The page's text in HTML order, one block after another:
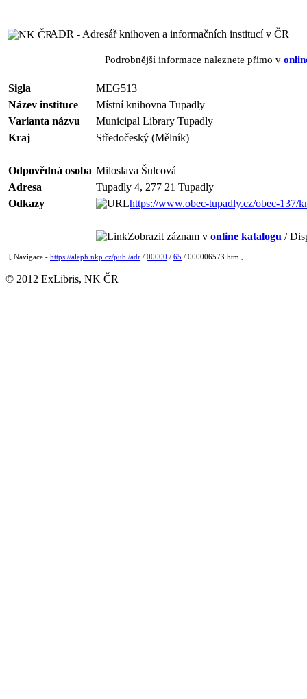
ADR - Adresář knihoven a informačních institucí v ČR
Podrobnější informace naleznete přímo v
Sigla
MEG513
Název instituce
Místní knihovna Tupadly
Varianta názvu
Municipal Library Tupadly
Kraj
Středočeský (Mělník)
Odpovědná osoba Miloslava Šulcová
Adresa
Tupadly 4, 277 21 Tupadly
Odkazy
https://www.obec-tupadly.cz/obec-137/
Zobrazit záznam v online katalogu /
[ Navigace - https://aleph.nkp.cz/publ/adr / 00000 / 65 / 000006573.htm ]
© 2012 ExLibris, NK ČR